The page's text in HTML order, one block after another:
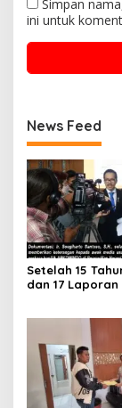
Simpan
ini untuk
News Feed
Setelah 15
dan 17 Laporan
Perkara Kasasi
K/TUN/2026